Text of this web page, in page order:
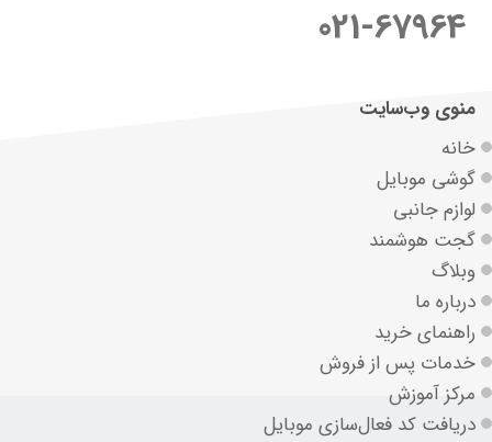
021-67964
منوی وب‌سایت
خانه
گوشی موبایل
لوازم جانبی
گجت هوشمند
وبلاگ
درباره ما
راهنمای خرید
خدمات پس از فروش
مرکز آموزش
دریافت کد فعال‌سازی موبایل